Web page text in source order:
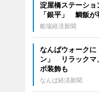
淀屋橋ステーショ
「銀平」 鯛飯が
船場経済新聞
なんばウォークに
ン」 リラックマ
ボ装飾も
なんば経済新聞